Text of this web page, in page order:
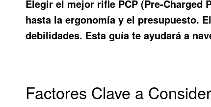
Elegir el mejor rifle PCP (Pre-
hasta la ergonomía y el presupuesto.
debilidades. Esta guía te ayudará a
Factores Clave a